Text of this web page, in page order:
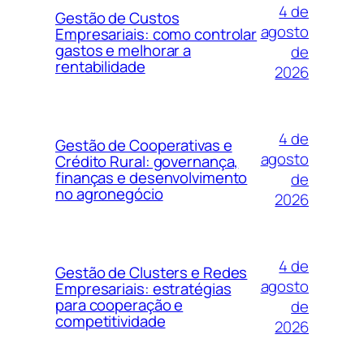
Gestão de Custos
Empresariais: como controlar
gastos e melhorar a
rentabilidade
4 de
agosto
de
2026
Gestão de Cooperativas e
Crédito Rural: governança,
finanças e desenvolvimento
no agronegócio
4 de
agosto
de
2026
Gestão de Clusters e Redes
Empresariais: estratégias
para cooperação e
competitividade
4 de
agosto
de
2026